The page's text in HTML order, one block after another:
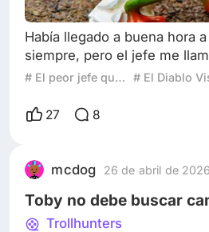
Había llegado a buena hora
siempre, pero el jefe me
supuestamente llegaba tarde
quiénes eran, pero él no me
eso era algo increíble para
carro y llego antes de las
# El peor jefe que he tenido
27 8
mcdog 26 de abril de 2026
Toby no debe buscar
Trollhunters